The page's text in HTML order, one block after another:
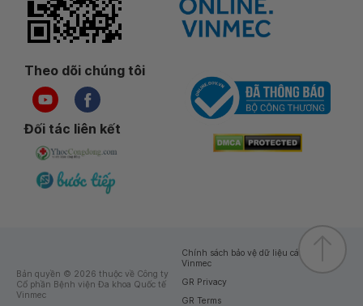
Theo dõi chúng tôi
Đối tác liên kết
Bản quyền © 2026 thuộc về Công ty
Cổ phần Bệnh viện Đa khoa Quốc tế
Vinmec
Chính sách bảo vệ dữ liệu cá nhân của
Vinmec
GR Privacy
GR Terms